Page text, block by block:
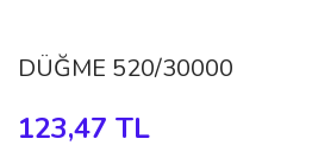
DÜĞME 520/30000
123,47 TL